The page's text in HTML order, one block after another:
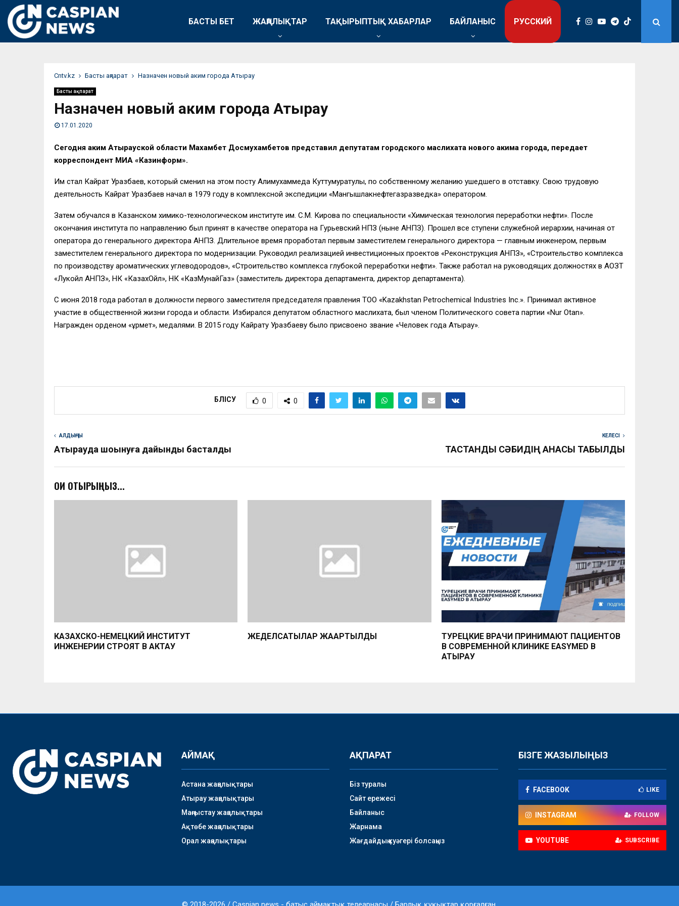
БАСТЫ БЕТ ЖАҢАЛЫҚТАР ТАҚЫРЫПТЫҚ ХАБАРЛАР БАЙЛАНЫС РУССКИЙ
Сntv.kz Басты ақпарат Назначен новый аким города Атырау
Басты ақпарат
Назначен новый аким города Атырау
17.01.2020
Сегодня аким Атырауской области Махамбет Досмухамбетов представил депутатам городского маслихата нового акима города, передает
корреспондент МИА «Казинформ».
Им стал Кайрат Уразбаев, который сменил на этом посту Алимухаммеда Куттумуратулы, по собственному желанию ушедшего в отставку. Свою трудовую
деятельность Кайрат Уразбаев начал в 1979 году в комплексной экспедиции «Мангышлакнефтегазразведка» оператором.
Затем обучался в Казанском химико-технологическом институте им. С.М. Кирова по специальности «Химическая технология переработки нефти». После
окончания института по направлению был принят в качестве оператора на Гурьевский НПЗ (ныне АНПЗ). Прошел все ступени служебной иерархии, начиная от
оператора до генерального директора АНПЗ. Длительное время проработал первым заместителем генерального директора — главным инженером, первым
заместителем генерального директора по модернизации. Руководил реализацией инвестиционных проектов «Реконструкция АНПЗ», «Строительство комплекса
по производству ароматических углеводородов», «Строительство комплекса глубокой переработки нефти». Также работал на руководящих должностях в АОЗТ
«Лукойл АНПЗ», НК «КазахОйл», НК «КазМунайГаз» (заместитель директора департамента, директор департамента).
С июня 2018 года работал в должности первого заместителя председателя правления ТОО «Kazakhstan Petrochemical Industries Inc.». Принимал активное
участие в общественной жизни города и области. Избирался депутатом областного маслихата, был членом Политического совета партии «Nur Otan».
Награжден орденом «Құрмет», медалями. В 2015 году Кайрату Уразбаеву было присвоено звание «Человек года Атырау».
БӨЛІСУ 0 0
АЛДЫҢҒЫ
Атырауда шоқынуға дайындық басталды
КЕЛЕСІ
ТАСТАНДЫ СӘБИДІҢ АНАСЫ ТАБЫЛДЫ
ОҚИ ОТЫРЫҢЫЗ...
КАЗАХСКО-НЕМЕЦКИЙ ИНСТИТУТ
ИНЖЕНЕРИИ СТРОЯТ В АКТАУ
ЖЕДЕЛСАТЫЛАР ЖАҢАРТЫЛДЫ
ТУРЕЦКИЕ ВРАЧИ ПРИНИМАЮТ ПАЦИЕНТОВ
В СОВРЕМЕННОЙ КЛИНИКЕ EASYMED В
АТЫРАУ
АЙМАҚ
Астана жаңалықтары
Атырау жаңалықтары
Маңғыстау жаңалықтары
Ақтөбе жаңалықтары
Орал жаңалықтары
АҚПАРАТ
Біз туралы
Сайт ережесі
Байланыс
Жарнама
Жағдайдың куәгері болсаңыз
БІЗГЕ ЖАЗЫЛЫҢЫЗ
FACEBOOK LIKE
INSTAGRAM FOLLOW
YOUTUBE SUBSCRIBE